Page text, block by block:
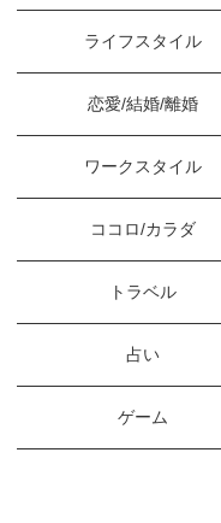
ライフスタイル
恋愛/結婚/離婚
ワークスタイル
ココロ/カラダ
トラベル
占い
ゲーム